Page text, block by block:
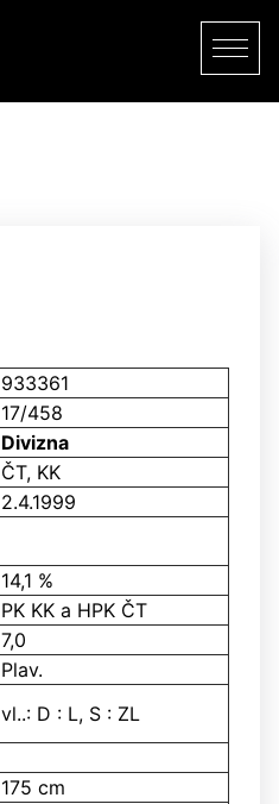
933361
17/458
Divizna
ČT, KK
2.4.1999
14,1 %
PK KK a HPK ČT
7,0
Plav.
vl..: D : L, S : ZL
175 cm